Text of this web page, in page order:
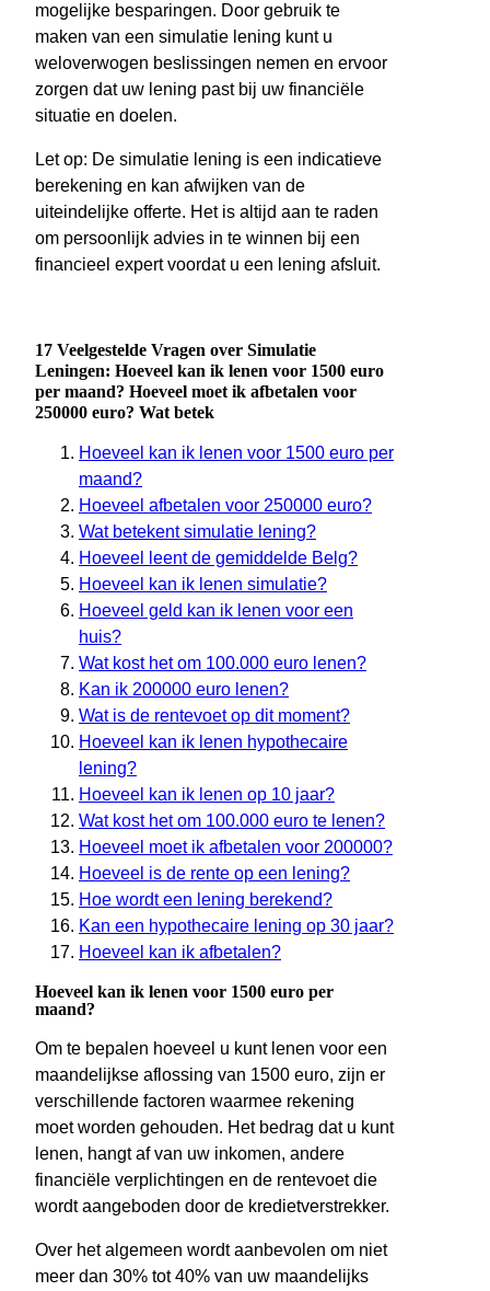
mogelijke besparingen. Door gebruik te
maken van een simulatie lening kunt u
weloverwogen beslissingen nemen en ervoor
zorgen dat uw lening past bij uw financiële
situatie en doelen.
Let op: De simulatie lening is een indicatieve
berekening en kan afwijken van de
uiteindelijke offerte. Het is altijd aan te raden
om persoonlijk advies in te winnen bij een
financieel expert voordat u een lening afsluit.
17 Veelgestelde Vragen over Simulatie
Leningen: Hoeveel kan ik lenen voor 1500 euro
per maand? Hoeveel moet ik afbetalen voor
250000 euro? Wat betek
Hoeveel kan ik lenen voor 1500 euro per
maand?
Hoeveel afbetalen voor 250000 euro?
Wat betekent simulatie lening?
Hoeveel leent de gemiddelde Belg?
Hoeveel kan ik lenen simulatie?
Hoeveel geld kan ik lenen voor een
huis?
Wat kost het om 100.000 euro lenen?
Kan ik 200000 euro lenen?
Wat is de rentevoet op dit moment?
Hoeveel kan ik lenen hypothecaire
lening?
Hoeveel kan ik lenen op 10 jaar?
Wat kost het om 100.000 euro te lenen?
Hoeveel moet ik afbetalen voor 200000?
Hoeveel is de rente op een lening?
Hoe wordt een lening berekend?
Kan een hypothecaire lening op 30 jaar?
Hoeveel kan ik afbetalen?
Hoeveel kan ik lenen voor 1500 euro per
maand?
Om te bepalen hoeveel u kunt lenen voor een
maandelijkse aflossing van 1500 euro, zijn er
verschillende factoren waarmee rekening
moet worden gehouden. Het bedrag dat u kunt
lenen, hangt af van uw inkomen, andere
financiële verplichtingen en de rentevoet die
wordt aangeboden door de kredietverstrekker.
Over het algemeen wordt aanbevolen om niet
meer dan 30% tot 40% van uw maandelijks